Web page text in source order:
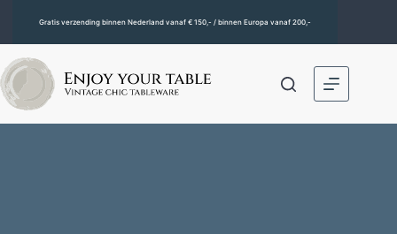
Gratis verzending binnen Nederland vanaf € 150,- / binnen Europa vanaf 200,-